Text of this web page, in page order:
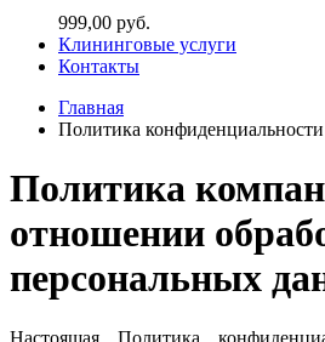
999,00 руб.
Клининговые услуги
Контакты
Главная
Политика конфиденциальности
Политика
отношении
персональных
Настоящая Политика